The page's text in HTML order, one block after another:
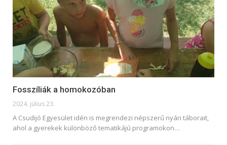
Fosszíliák a homokozóban
2024. július 23.
A Csudijó Egyesület idén is megrendezi népszerű nyári táborait,
ahol a gyerekek különböző tematikájú programokon…